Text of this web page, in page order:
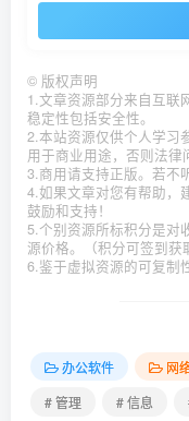
© 版权声明
1.文章资源部分来自互联
稳定性包括安全性。
2.本站资源仅供个人学习
用于商业用途，否则法律
3.商用请支持正版。若不
4.如果文章对您有帮助，
鼓励和支持！
5.个别资源所标积分是对
源价格。（积分可签到获
6.鉴于虚拟资源的可复制
办公软件
网
# 管理
# 信息